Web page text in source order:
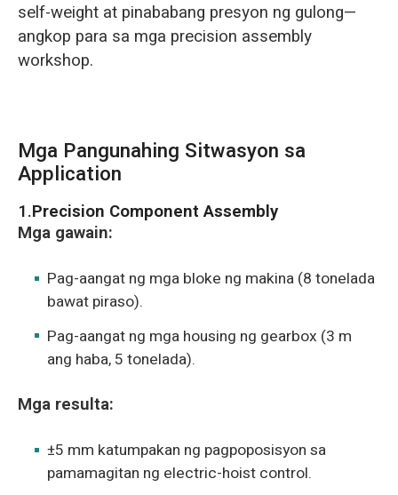
self-weight at pinababang presyon ng gulong—
angkop para sa mga precision assembly
workshop.
Mga Pangunahing Sitwasyon sa
Application
1.Precision Component Assembly
Mga gawain:
Pag-aangat ng mga bloke ng makina (8 tonelada
bawat piraso).
Pag-aangat ng mga housing ng gearbox (3 m
ang haba, 5 tonelada).
Mga resulta:
±5 mm katumpakan ng pagpoposisyon sa
pamamagitan ng electric-hoist control.